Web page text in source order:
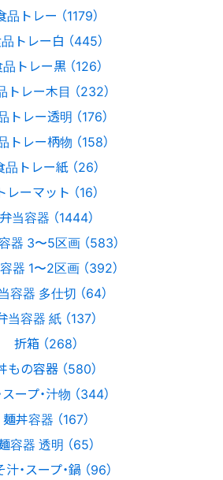
品トレー （1179）
トレー白 （445）
トレー黒 （126）
トレー木目 （232）
トレー透明 （176）
トレー柄物 （158）
品トレー紙 （26）
レーマット （16）
弁当容器 （1444）
器 3〜5区画 （583）
器 1〜2区画 （392）
容器 多仕切 （64）
当容器 紙 （137）
折箱 （268）
もの容器 （580）
スープ・汁物 （344）
麺丼容器 （167）
容器 透明 （65）
・スープ・鍋 （96）